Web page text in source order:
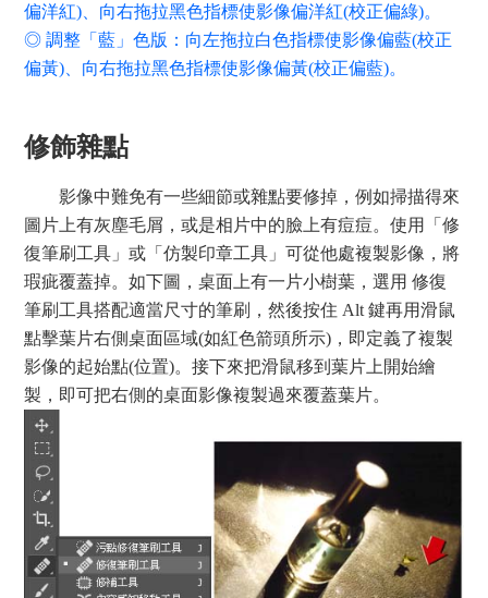
偏洋紅)、向右拖拉黑色指標使影像偏洋紅(校正偏綠)。
◎ 調整「藍」色版：向左拖拉白色指標使影像偏藍(校正
偏黃)、向右拖拉黑色指標使影像偏黃(校正偏藍)。
修飾雜點
影像中難免有一些細節或雜點要修掉，例如掃描得來
圖片上有灰塵毛屑，或是相片中的臉上有痘痘。使用「修
復筆刷工具」或「仿製印章工具」可從他處複製影像，將
瑕疵覆蓋掉。如下圖，桌面上有一片小樹葉，選用 修復
筆刷工具搭配適當尺寸的筆刷，然後按住 Alt 鍵再用滑鼠
點擊葉片右側桌面區域(如紅色箭頭所示)，即定義了複製
影像的起始點(位置)。接下來把滑鼠移到葉片上開始繪
製，即可把右側的桌面影像複製過來覆蓋葉片。